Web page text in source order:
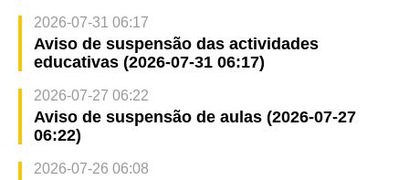
2026-07-31 06:17
Aviso de suspensão das actividades
educativas (2026-07-31 06:17)
2026-07-27 06:22
Aviso de suspensão de aulas (2026-07-27
06:22)
2026-07-26 06:08